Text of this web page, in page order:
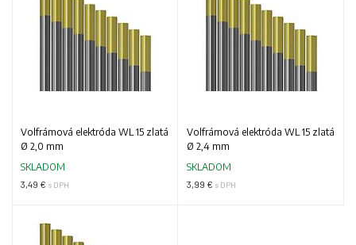
Volfrámová elektróda WL 15 zlatá
Ø 2,0 mm
SKLADOM
3,49 € s DPH
Volfrámová elektróda WL 15 zlatá
Ø 2,4 mm
SKLADOM
3,99 € s DPH